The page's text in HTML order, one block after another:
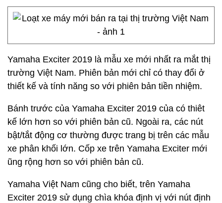
Yamaha Exciter 2019 là mẫu xe mới nhất ra mắt thị
trường Việt Nam. Phiên bản mới chỉ có thay đổi ở
thiết kế và tính năng so với phiên bản tiền nhiệm.
Bánh trước của Yamaha Exciter 2019 của có thiêt
kế lớn hơn so với phiên bản cũ. Ngoài ra, các nút
bật/tắt động cơ thường được trang bị trên các mẫu
xe phân khối lớn. Cốp xe trên Yamaha Exciter mới
ũng rộng hơn so với phiên bản cũ.
Yamaha Việt Nam cũng cho biết, trên Yamaha
Exciter 2019 sử dụng chìa khóa định vị với nút định